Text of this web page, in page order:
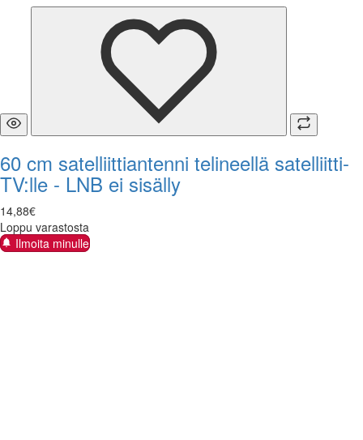
60 cm satelliittiantenni telineellä satelliitti-
TV:lle - LNB ei sisälly
14,88€
Loppu varastosta
Ilmoita minulle